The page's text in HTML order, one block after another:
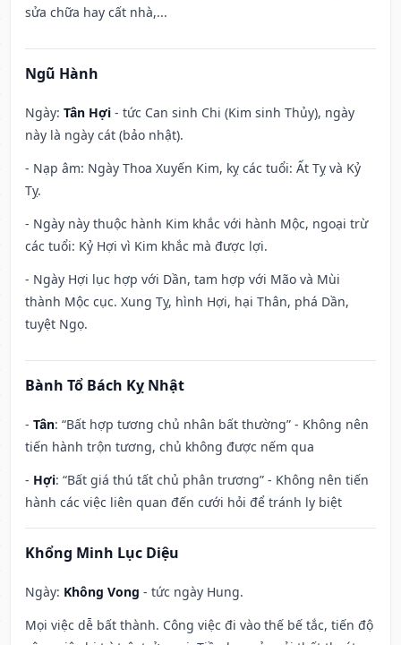
sửa chữa hay cất nhà,...
Ngũ Hành
Ngày: Tân Hợi - tức Can sinh Chi (Kim sinh Thủy), ngày
này là ngày cát (bảo nhật).
- Nạp âm: Ngày Thoa Xuyến Kim, kỵ các tuổi: Ất Tỵ và Kỷ
Tỵ.
- Ngày này thuộc hành Kim khắc với hành Mộc, ngoại trừ
các tuổi: Kỷ Hợi vì Kim khắc mà được lợi.
- Ngày Hợi lục hợp với Dần, tam hợp với Mão và Mùi
thành Mộc cục. Xung Tỵ, hình Hợi, hại Thân, phá Dần,
tuyệt Ngọ.
Bành Tổ Bách Kỵ Nhật
- Tân: “Bất hợp tương chủ nhân bất thường” - Không nên
tiến hành trộn tương, chủ không được nếm qua
- Hợi: “Bất giá thú tất chủ phân trương” - Không nên tiến
hành các việc liên quan đến cưới hỏi để tránh ly biệt
Khổng Minh Lục Diệu
Ngày: Không Vong - tức ngày Hung.
Mọi việc dễ bất thành. Công việc đi vào thế bế tắc, tiến độ